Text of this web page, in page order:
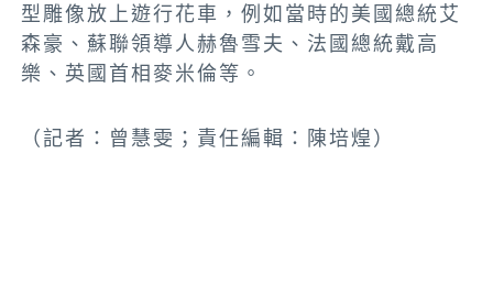
型雕像放上遊行花車，例如當時的美國總統艾
森豪、蘇聯領導人赫魯雪夫、法國總統戴高
樂、英國首相麥米倫等。
（記者：曾慧雯；責任編輯：陳培煌）